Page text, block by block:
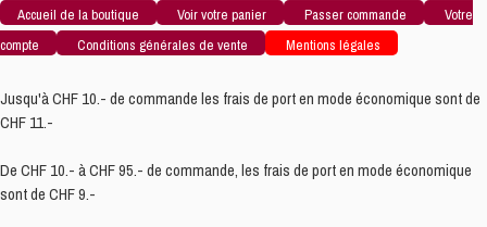
Accueil de la boutique Voir votre panier Passer commande
Votre
compte
Conditions générales de vente Mentions légales
Jusqu'à CHF 10.- de commande les frais de port en mode économique sont de
CHF 11.-
De CHF 10.- à CHF 95.- de commande, les frais de port en mode économique
sont de CHF 9.-